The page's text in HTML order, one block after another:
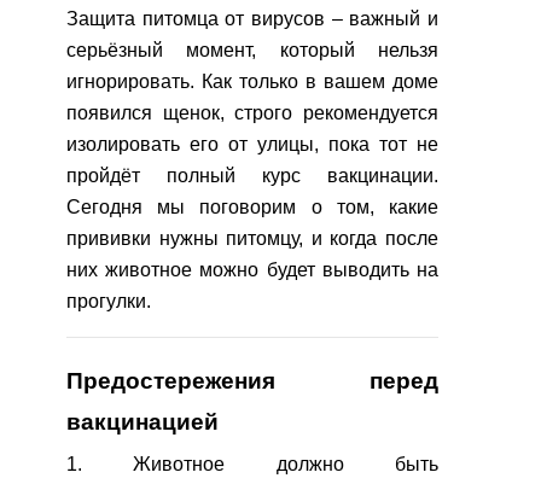
Защита питомца от вирусов – важный и
серьёзный момент, который нельзя
игнорировать. Как только в вашем доме
появился щенок, строго рекомендуется
изолировать его от улицы, пока тот не
пройдёт полный курс вакцинации.
Сегодня мы поговорим о том, какие
прививки нужны питомцу, и когда после
них животное можно будет выводить на
прогулки.
Предостережения перед
вакцинацией
1. Животное должно быть